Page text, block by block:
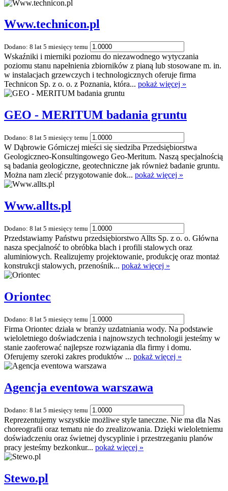
Www.technicon.pl
Dodano: 8 lat 5 miesięcy temu
Wskaźniki i mierniki poziomu do niezawodnego wytyczania
poziomu stanu napełnienia zbiorników z pianą lub stosowane m. in.
w instalacjach grzewczych i technologicznych oferuje firma
Technicon Sp. z o. o. z Poznania, która... pokaż więcej »
GEO - MERITUM badania gruntu
Dodano: 8 lat 5 miesięcy temu
W Dąbrowie Górniczej mieści się siedziba Przedsiębiorstwa
Geologiczneo-Konsultingowego Geo-Meritum. Naszą specjalnością
są badania geologiczne, geotechniczne jak również badanie gruntu.
Można nam zlecić przygotowanie dok... pokaż więcej »
Www.allts.pl
Dodano: 8 lat 5 miesięcy temu
Przedstawiamy Państwu przedsiębiorstwo Allts Sp. z o. o. Główna
nasza specjalność to obróbka blach i profili stalowych oraz
aluminiowych. Realizujemy projektowanie, produkcję oraz montaż
konstrukcji stalowych, przenośnik... pokaż więcej »
Oriontec
Dodano: 8 lat 5 miesięcy temu
Firma Oriontec działa w branży uzdatniania wody. Na podstawie
wieloletniego doświadczenia i najnowszych technologii jesteśmy w
stanie zaoferować najlepsze rozwiązania dla firmy i domu.
Oferujemy szeroki zakres produktów ... pokaż więcej »
Agencja eventowa warszawa
Dodano: 8 lat 5 miesięcy temu
Reprezentujemy wszystkie możliwe style taneczne. Nie ma dla Nas
choreografii oraz tematu nie do zrealizowania. Dzięki wieloletniemu
doświadczeniu oraz świetnej dyscyplinie i przestrzeganiu planów
pracy jesteśmy bezkonkur... pokaż więcej »
Stewo.pl